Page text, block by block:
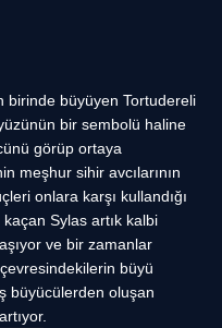
birinde büyüyen Tortudereli
bir sembolü haline
görüp ortaya
meşhur sihir avcılarının
onlara karşı kullandığı
kaçan Sylas artık kalbi
ve bir zamanlar
büyü
büyücülerden oluşan